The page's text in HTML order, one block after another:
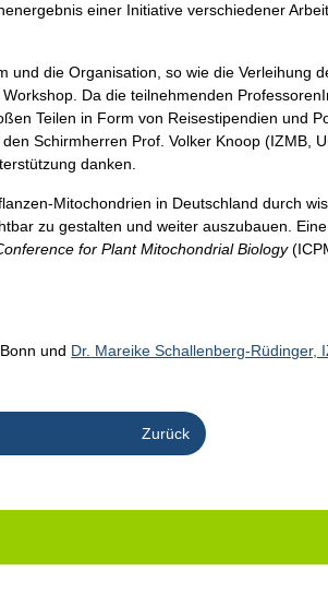
einer Initiative verschiedener
und die Organisation, so wie die Verleihung
Da die teilnehmenden
Teilen in Form von Reisestipendien und
Schirmherren Prof. Volker Knoop (IZMB,
danken.
Mitochondrien in Deutschland durch
zu gestalten und weiter auszubauen.
for Plant Mitochondrial Biology
und Dr. Mareike Schallenberg-Rüdinger,
Zurück